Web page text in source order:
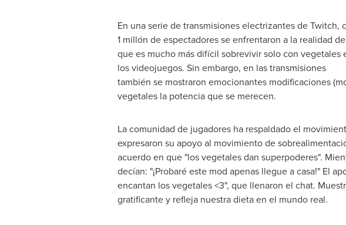
En una serie de transmisiones electrizantes de Twitch,
1 millón de espectadores se enfrentaron a la realidad de
que es mucho más difícil sobrevivir solo con vegetales
los videojuegos. Sin embargo, en las transmisiones
también se mostraron emocionantes modificaciones
vegetales la potencia que se merecen.
La comunidad de jugadores ha respaldado el
expresaron su apoyo al movimiento de
acuerdo en que "los vegetales dan superpoderes".
decían: "¡Probaré este mod apenas llegue a casa!" El
encantan los vegetales <3", que llenaron el chat.
gratificante y refleja nuestra dieta en el mundo real.